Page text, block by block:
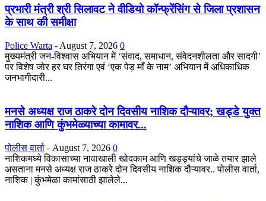
प्रभारी मंत्री श्री सिलावट ने वीडियो कॉन्फ्रेंसिंग से जिला प्रशासन
के साथ की समीक्षा
Police Warta - August 7, 2026 0
मुख्यमंत्री जन-विश्वास अभियान में ‘संवाद, समाधान, संवेदनशीलता और सादगी’
पर विशेष जोर हर घर तिरंगा एवं ‘एक पेड़ माँ के नाम’ अभियान में अधिकाधिक
जनभागीदारी...
मनसे अध्यक्ष राज ठाकरे दोन दिवसीय नाशिक दौऱ्यावर; खड्डे युक्त
नाशिक आणि कुंभमेळ्याच्या कामावर...
पोलीस वार्ता - August 7, 2026 0
नाशिकमध्ये विकासाच्या नावाखाली खोदकाम आणि खड्ड्यांचे जाळे तयार झाले
असताना मनसे अध्यक्ष राज ठाकरे दोन दिवसीय नाशिक दौऱ्यावर.. पोलीस वार्ता,
नाशिक | कुंभमेळा कामांसाठी झालेले...